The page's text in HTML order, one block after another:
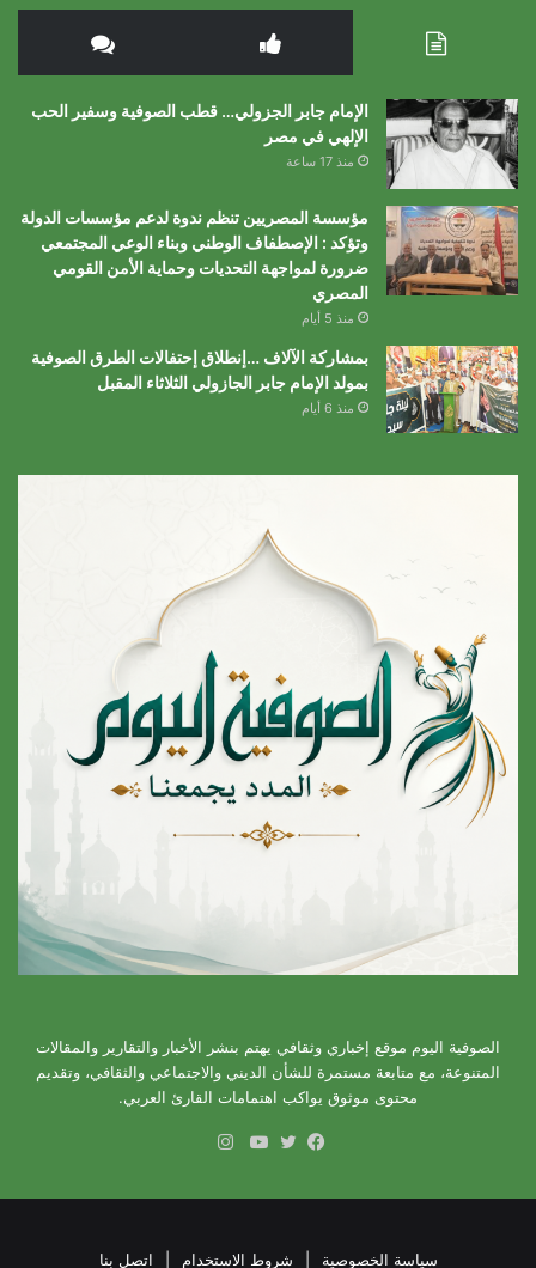
الإمام جابر الجزولي… قطب الصوفية وسفير الحب
الإلهي في مصر
منذ 17 ساعة
مؤسسة المصريين تنظم ندوة لدعم مؤسسات الدولة
وتؤكد : الإصطفاف الوطني وبناء الوعي المجتمعي
ضرورة لمواجهة التحديات وحماية الأمن القومي
المصري
منذ 5 أيام
بمشاركة الآلاف …إنطلاق إحتفالات الطرق الصوفية
بمولد الإمام جابر الجازولي الثلاثاء المقبل
منذ 6 أيام
الصوفية اليوم موقع إخباري وثقافي يهتم بنشر الأخبار والتقارير والمقالات
المتنوعة، مع متابعة مستمرة للشأن الديني والاجتماعي والثقافي، وتقديم
محتوى موثوق يواكب اهتمامات القارئ العربي.
سياسة الخصوصية شروط الاستخدام اتصل بنا